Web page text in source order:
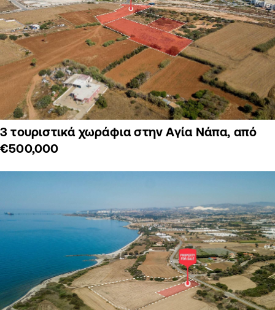
3 τουριστικά χωράφια στην Αγία Νάπα, από
€500,000